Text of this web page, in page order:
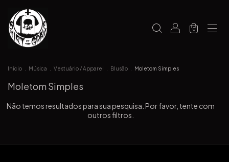
0
Início Música Vestuário / Apparel Blusão Moletom Simples
Moletom Simples
Não temos resultados para sua pesquisa. Por favor, tente com
outros filtros.